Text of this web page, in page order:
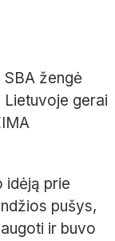
žengė
gerai
idėją prie
pušys,
ir buvo